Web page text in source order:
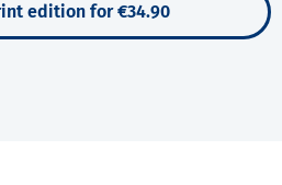
edition for €34.90